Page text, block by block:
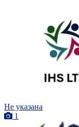
Не указана
1